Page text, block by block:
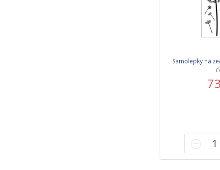
Samolepky na